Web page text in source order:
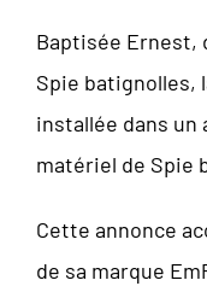
Baptisée Ernest,
Spie batignolles,
installée dans un
matériel de Spie
Cette annonce
de sa marque